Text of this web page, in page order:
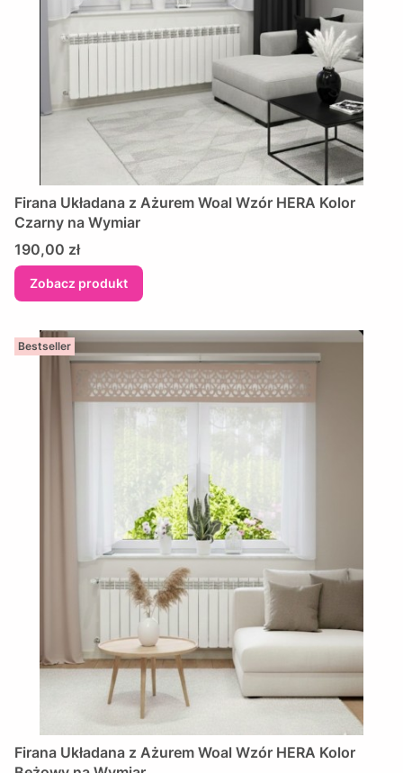
Firana Układana z Ażurem Woal Wzór HERA Kolor
Czarny na Wymiar
Cena
190,00 zł
Zobacz produkt
Bestseller
Firana Układana z Ażurem Woal Wzór HERA Kolor